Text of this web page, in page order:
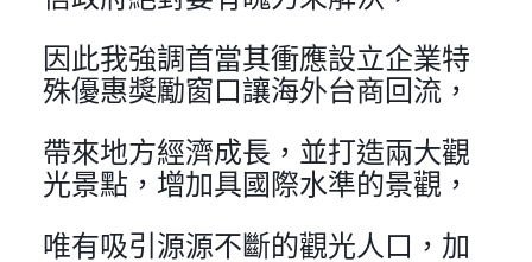
因此我強調首當其衝應設立企業特
殊優惠獎勵窗口讓海外台商回流，
帶來地方經濟成長，並打造兩大觀
光景點，增加具國際水準的景觀，
唯有吸引源源不斷的觀光人口，加